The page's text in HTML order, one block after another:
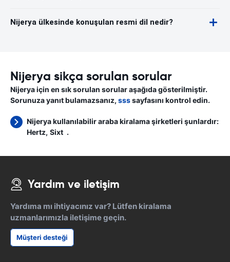
Nijerya ülkesinde konuşulan resmi dil nedir?
Nijerya sikça sorulan sorular
Nijerya için en sık sorulan sorular aşağıda gösterilmiştir.
Sorunuza yanıt bulamazsanız, ssssayfasını kontrol edin.
Nijerya kullanılabilir araba kiralama şirketleri şunlardır:
Hertz Sixt .
Yardım ve iletişim
Yardıma mı ihtiyacınız var? Lütfen kiralama
uzmanlarımızla iletişime geçin.
Müşteri desteği